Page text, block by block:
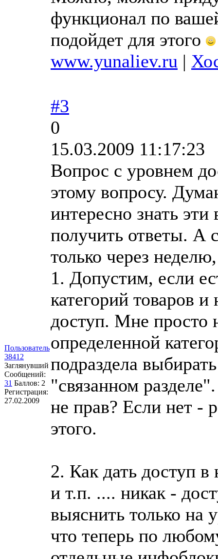
функционал по
подойдет для этого
www.yunaliev.ru |
Пользователь
38412
Заглянувший
Сообщений:
31 Баллов: 2
Регистрация:
27.02.2009
#3
0
15.03.2009 11:17:23
Вопрос с уровнем
этому вопросу.
интересно знать
получить ответы. А
только через
1. Допустим, если
категорий товаров
доступ. Мне просто
определенной
подраздела
"связанном
не прав? Если нет -
этого.
2. Как дать доступ
и т.п. .... никак -
выяснить только на
что теперь по